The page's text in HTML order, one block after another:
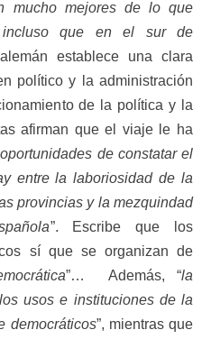
mucho mejores de lo que
incluso que en el sur de
establece una clara
político y la administración
de la política y la
afirman que el viaje le ha
de constatar el
entre la laboriosidad de la
provincias y la mezquindad
”. Escribe que los
sí que se organizan de
”… Además, “la
usos e instituciones de la
democráticos”, mientras que